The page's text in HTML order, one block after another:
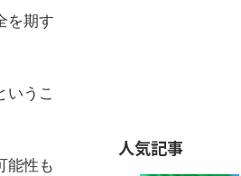
を期す
いうこ
能性も
人気記事